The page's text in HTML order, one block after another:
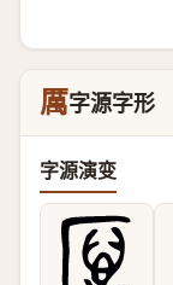
厲字源字形
字源演变